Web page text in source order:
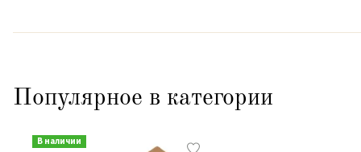
Популярное в категории
В наличии